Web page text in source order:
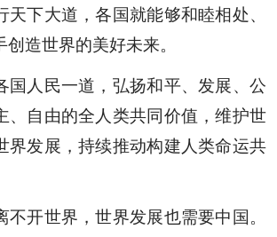
天下大道，各国就能够和睦相处、
造世界的美好未来。
人民一道，弘扬和平、发展、公
、自由的全人类共同价值，维护世
界发展，持续推动构建人类命运共
开世界，世界发展也需要中国。